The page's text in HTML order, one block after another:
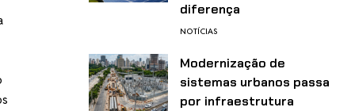
diferença
NOTÍCIAS
Modernização de
sistemas urbanos passa
por infraestrutura